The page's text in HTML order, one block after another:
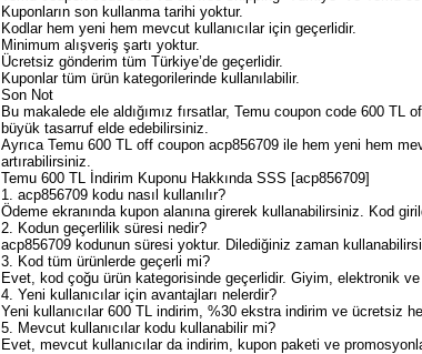
Kuponların son kullanma tarihi yoktur.
Kodlar hem yeni hem mevcut kullanıcılar için geçerlidir.
Minimum alışveriş şartı yoktur.
Ücretsiz gönderim tüm Türkiye’de geçerlidir.
Kuponlar tüm ürün kategorilerinde kullanılabilir.
Son Not
Bu makalede ele aldığımız fırsatlar, Temu coupon code 600 TL
büyük tasarruf elde edebilirsiniz.
Ayrıca Temu 600 TL off coupon acp856709 ile hem yeni hem
artırabilirsiniz.
Temu 600 TL İndirim Kuponu Hakkında SSS [acp856709]
1. acp856709 kodu nasıl kullanılır?
Ödeme ekranında kupon alanına girerek kullanabilirsiniz. Kod
2. Kodun geçerlilik süresi nedir?
acp856709 kodunun süresi yoktur. Dilediğiniz zaman
3. Kod tüm ürünlerde geçerli mi?
Evet, kod çoğu ürün kategorisinde geçerlidir. Giyim, elektronik
4. Yeni kullanıcılar için avantajları nelerdir?
Yeni kullanıcılar 600 TL indirim, %30 ekstra indirim ve ücretsiz
5. Mevcut kullanıcılar kodu kullanabilir mi?
Evet, mevcut kullanıcılar da indirim, kupon paketi ve